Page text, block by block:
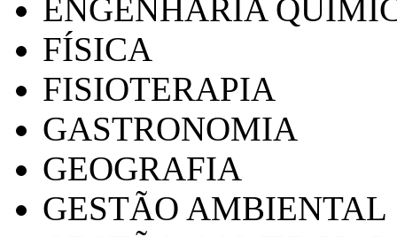
ENGENHARIA
FÍSICA
FISIOTERAPIA
GASTRONOMIA
GEOGRAFIA
GESTÃO AMBIENTAL